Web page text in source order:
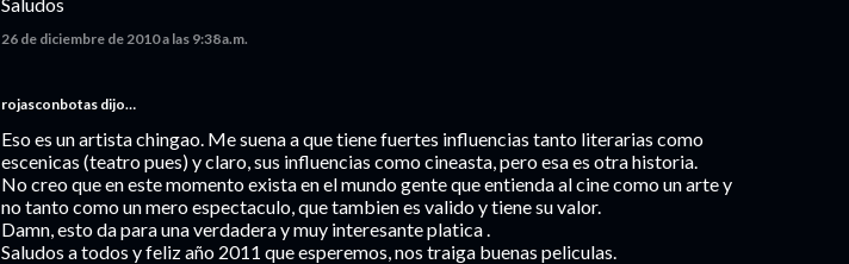
26 de diciembre de 2010 a las 9:38 a.m.
rojasconbotas dijo…
Eso es un artista chingao. Me suena a que tiene fuertes influencias tanto literarias como
escenicas (teatro pues) y claro, sus influencias como cineasta, pero esa es otra historia.
No creo que en este momento exista en el mundo gente que entienda al cine como un arte y
no tanto como un mero espectaculo, que tambien es valido y tiene su valor.
Damn, esto da para una verdadera y muy interesante platica .
Saludos a todos y feliz año 2011 que esperemos, nos traiga buenas peliculas.